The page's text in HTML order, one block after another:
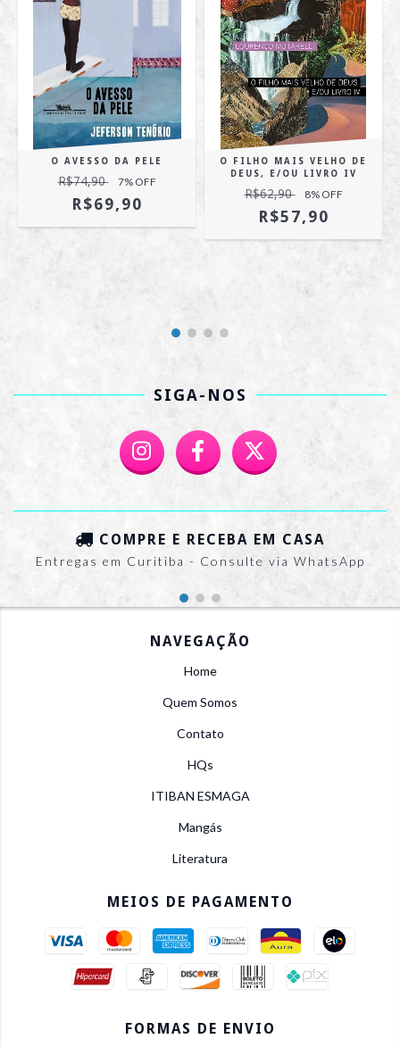
O AVESSO DA PELE
R$74,90 7% OFF
R$69,90
O FILHO MAIS VELHO DE
DEUS, E/OU LIVRO IV
R$62,90 8% OFF
R$57,90
SIGA-NOS
COMPRE E RECEBA EM CASA
Entregas em Curitiba - Consulte via WhatsApp
NAVEGAÇÃO
Home
Quem Somos
Contato
HQs
ITIBAN ESMAGA
Mangás
Literatura
MEIOS DE PAGAMENTO
FORMAS DE ENVIO